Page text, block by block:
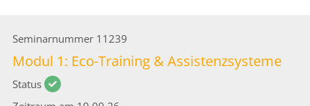
Seminarnummer 11239
Modul 1: Eco-Training & Assistenzsysteme
Status